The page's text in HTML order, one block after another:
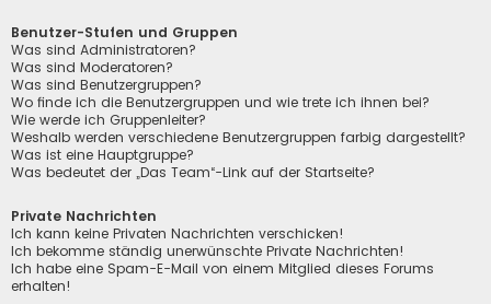
Benutzer-Stufen und Gruppen
Was sind Administratoren?
Was sind Moderatoren?
Was sind Benutzergruppen?
Wo finde ich die Benutzergruppen und wie trete ich ihnen bei?
Wie werde ich Gruppenleiter?
Weshalb werden verschiedene Benutzergruppen farbig dargestellt?
Was ist eine Hauptgruppe?
Was bedeutet der „Das Team“-Link auf der Startseite?
Private Nachrichten
Ich kann keine Privaten Nachrichten verschicken!
Ich bekomme ständig unerwünschte Private Nachrichten!
Ich habe eine Spam-E-Mail von einem Mitglied dieses Forums
erhalten!